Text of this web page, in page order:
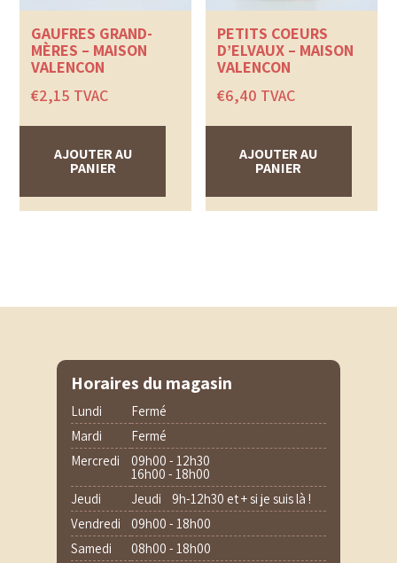
GAUFRES GRAND-
MÈRES – MAISON
VALENÇON
€2,15 TVAC
AJOUTER AU
PANIER
PETITS COEURS
D’ELVAUX – MAISON
VALENÇON
€6,40 TVAC
AJOUTER AU
PANIER
Horaires du magasin
Lundi
Fermé
Mardi
Fermé
Mercredi
09h00 - 12h30
16h00 - 18h00
Jeudi
Jeudi 9h-12h30 et + si je suis là !
Vendredi
09h00 - 18h00
Samedi
08h00 - 18h00